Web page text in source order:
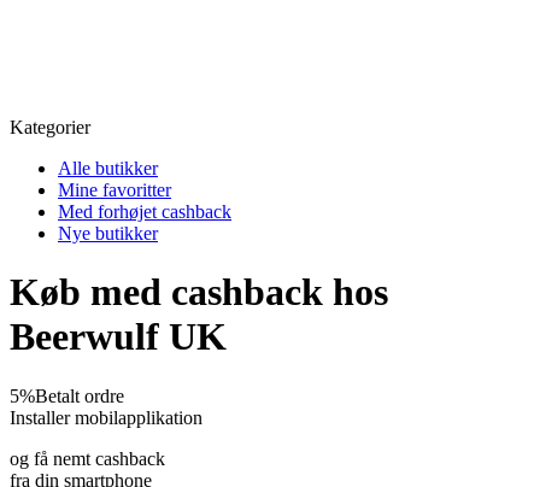
Kategorier
Alle butikker
Mine favoritter
Med forhøjet cashback
Nye butikker
Køb med cashback hos
Beerwulf UK
5%Betalt ordre
Installer mobilapplikation
og få nemt cashback
fra din smartphone